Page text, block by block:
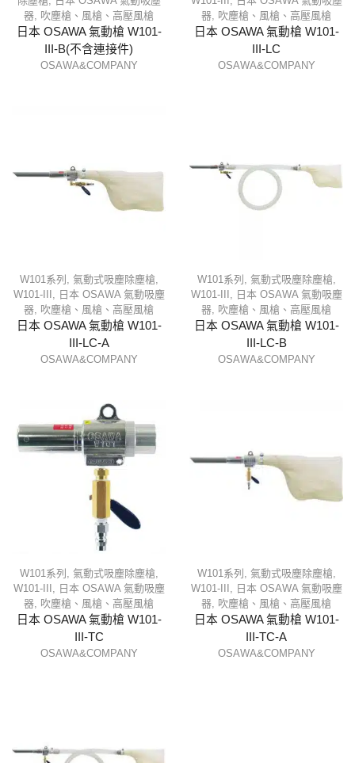
器, 吹塵槍、風槍、高壓風槍
日本 OSAWA 氣動槍 W101-
III-B(不含連接件)
OSAWA&COMPANY
器, 吹塵槍、風槍、高壓風槍
日本 OSAWA 氣動槍 W101-
III-LC
OSAWA&COMPANY
W101系列 , 氣動式吸塵除塵槍,
W101-III , 日本 OSAWA 氣動吸塵
器, 吹塵槍、風槍、高壓風槍
日本 OSAWA 氣動槍 W101-
III-LC-A
OSAWA&COMPANY
W101系列 , 氣動式吸塵除塵槍,
W101-III , 日本 OSAWA 氣動吸塵
器, 吹塵槍、風槍、高壓風槍
日本 OSAWA 氣動槍 W101-
III-LC-B
OSAWA&COMPANY
W101系列 , 氣動式吸塵除塵槍,
W101-III , 日本 OSAWA 氣動吸塵
器, 吹塵槍、風槍、高壓風槍
日本 OSAWA 氣動槍 W101-
III-TC
OSAWA&COMPANY
W101系列 , 氣動式吸塵除塵槍,
W101-III , 日本 OSAWA 氣動吸塵
器, 吹塵槍、風槍、高壓風槍
日本 OSAWA 氣動槍 W101-
III-TC-A
OSAWA&COMPANY